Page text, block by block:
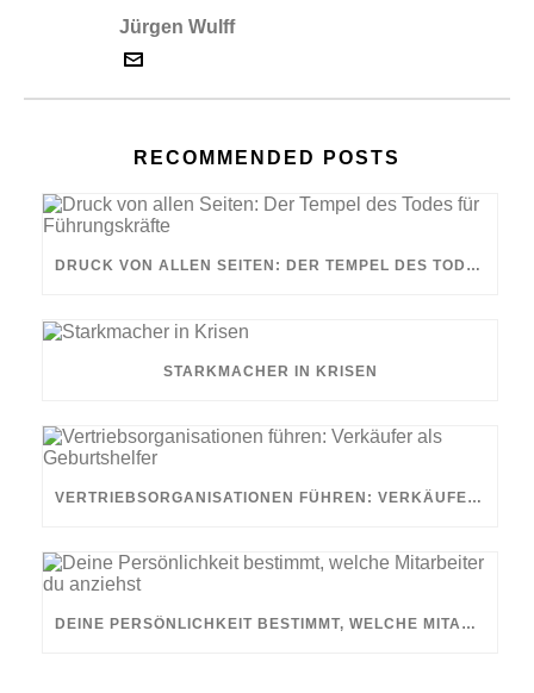
Jürgen Wulff
RECOMMENDED POSTS
DRUCK VON ALLEN SEITEN: DER TEMPEL DES TODES FÜR FÜHRUNGSKRÄFTE
STARKMACHER IN KRISEN
VERTRIEBSORGANISATIONEN FÜHREN: VERKÄUFER ALS GEBURTSHELFER
DEINE PERSÖNLICHKEIT BESTIMMT, WELCHE MITARBEITER DU ANZIEHST